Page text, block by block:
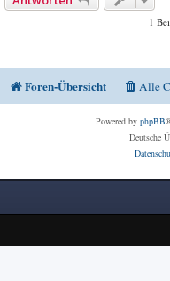
1
Foren-Übersicht Alle
Powered by phpBB
Deutsche